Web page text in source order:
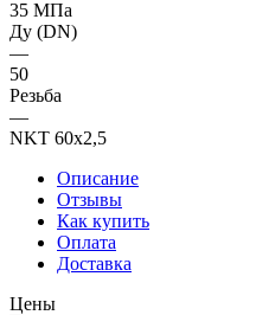
35 МПа
Ду (DN)
—
50
Резьба
—
NKT 60x2,5
Описание
Отзывы
Как купить
Оплата
Доставка
Цены